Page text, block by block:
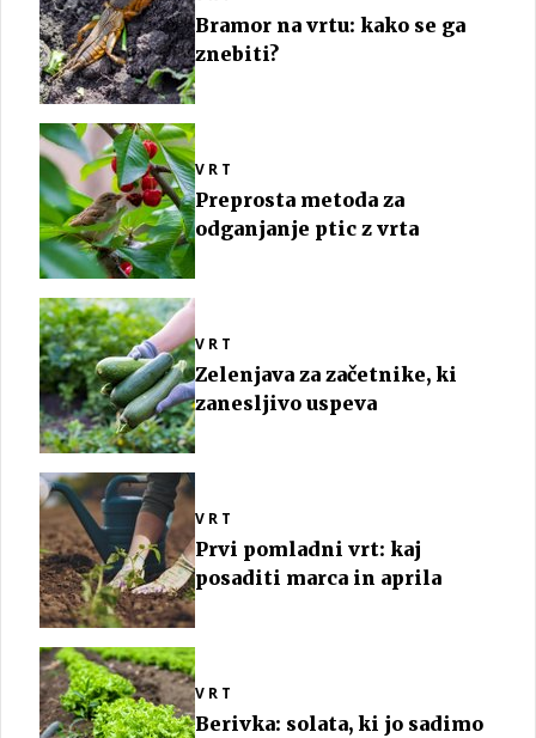
Bramor na vrtu: kako se ga
znebiti?
VRT
Preprosta metoda za
odganjanje ptic z vrta
VRT
Zelenjava za začetnike, ki
zanesljivo uspeva
VRT
Prvi pomladni vrt: kaj
posaditi marca in aprila
VRT
Berivka: solata, ki jo sadimo